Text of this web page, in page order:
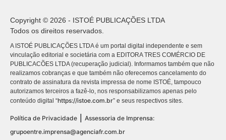
Copyright © 2026 - ISTOÉ PUBLICAÇÕES LTDA
Todos os direitos reservados.
A ISTOÉ PUBLICAÇÕES LTDA é um portal digital independente e sem
vinculação editorial e societária com a EDITORA TRES COMÉRCIO DE
PUBLICACÕES LTDA (recuperação judicial). Informamos também que não
realizamos cobranças e que também não oferecemos cancelamento do
contrato de assinatura da revista impressa de nome ISTOÉ, tampouco
autorizamos terceiros a fazê-lo, nos responsabilizamos apenas pelo
conteúdo digital “https://istoe.com.br” e seus respectivos sites.
Política de Privacidade
Assessoria de Imprensa:
grupoentre.imprensa@agenciafr.com.br